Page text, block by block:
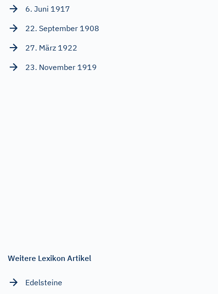
6. Juni 1917
22. September 1908
27. März 1922
23. November 1919
Weitere Lexikon Artikel
Edelsteine